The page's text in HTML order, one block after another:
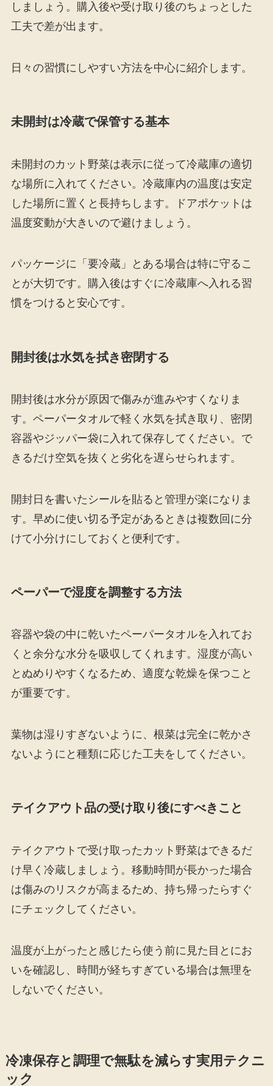
しましょう。購入後や受け取り後のちょっとした
工夫で差が出ます。
日々の習慣にしやすい方法を中心に紹介します。
未開封は冷蔵で保管する基本
未開封のカット野菜は表示に従って冷蔵庫の適切
な場所に入れてください。冷蔵庫内の温度は安定
した場所に置くと長持ちします。ドアポケットは
温度変動が大きいので避けましょう。
パッケージに「要冷蔵」とある場合は特に守るこ
とが大切です。購入後はすぐに冷蔵庫へ入れる習
慣をつけると安心です。
開封後は水気を拭き密閉する
開封後は水分が原因で傷みが進みやすくなりま
す。ペーパータオルで軽く水気を拭き取り、密閉
容器やジッパー袋に入れて保存してください。で
きるだけ空気を抜くと劣化を遅らせられます。
開封日を書いたシールを貼ると管理が楽になりま
す。早めに使い切る予定があるときは複数回に分
けて小分けにしておくと便利です。
ペーパーで湿度を調整する方法
容器や袋の中に乾いたペーパータオルを入れてお
くと余分な水分を吸収してくれます。湿度が高い
とぬめりやすくなるため、適度な乾燥を保つこと
が重要です。
葉物は湿りすぎないように、根菜は完全に乾かさ
ないようにと種類に応じた工夫をしてください。
テイクアウト品の受け取り後にすべきこと
テイクアウトで受け取ったカット野菜はできるだ
け早く冷蔵しましょう。移動時間が長かった場合
は傷みのリスクが高まるため、持ち帰ったらすぐ
にチェックしてください。
温度が上がったと感じたら使う前に見た目とにお
いを確認し、時間が経ちすぎている場合は無理を
しないでください。
冷凍保存と調理で無駄を減らす実用テクニ
ック